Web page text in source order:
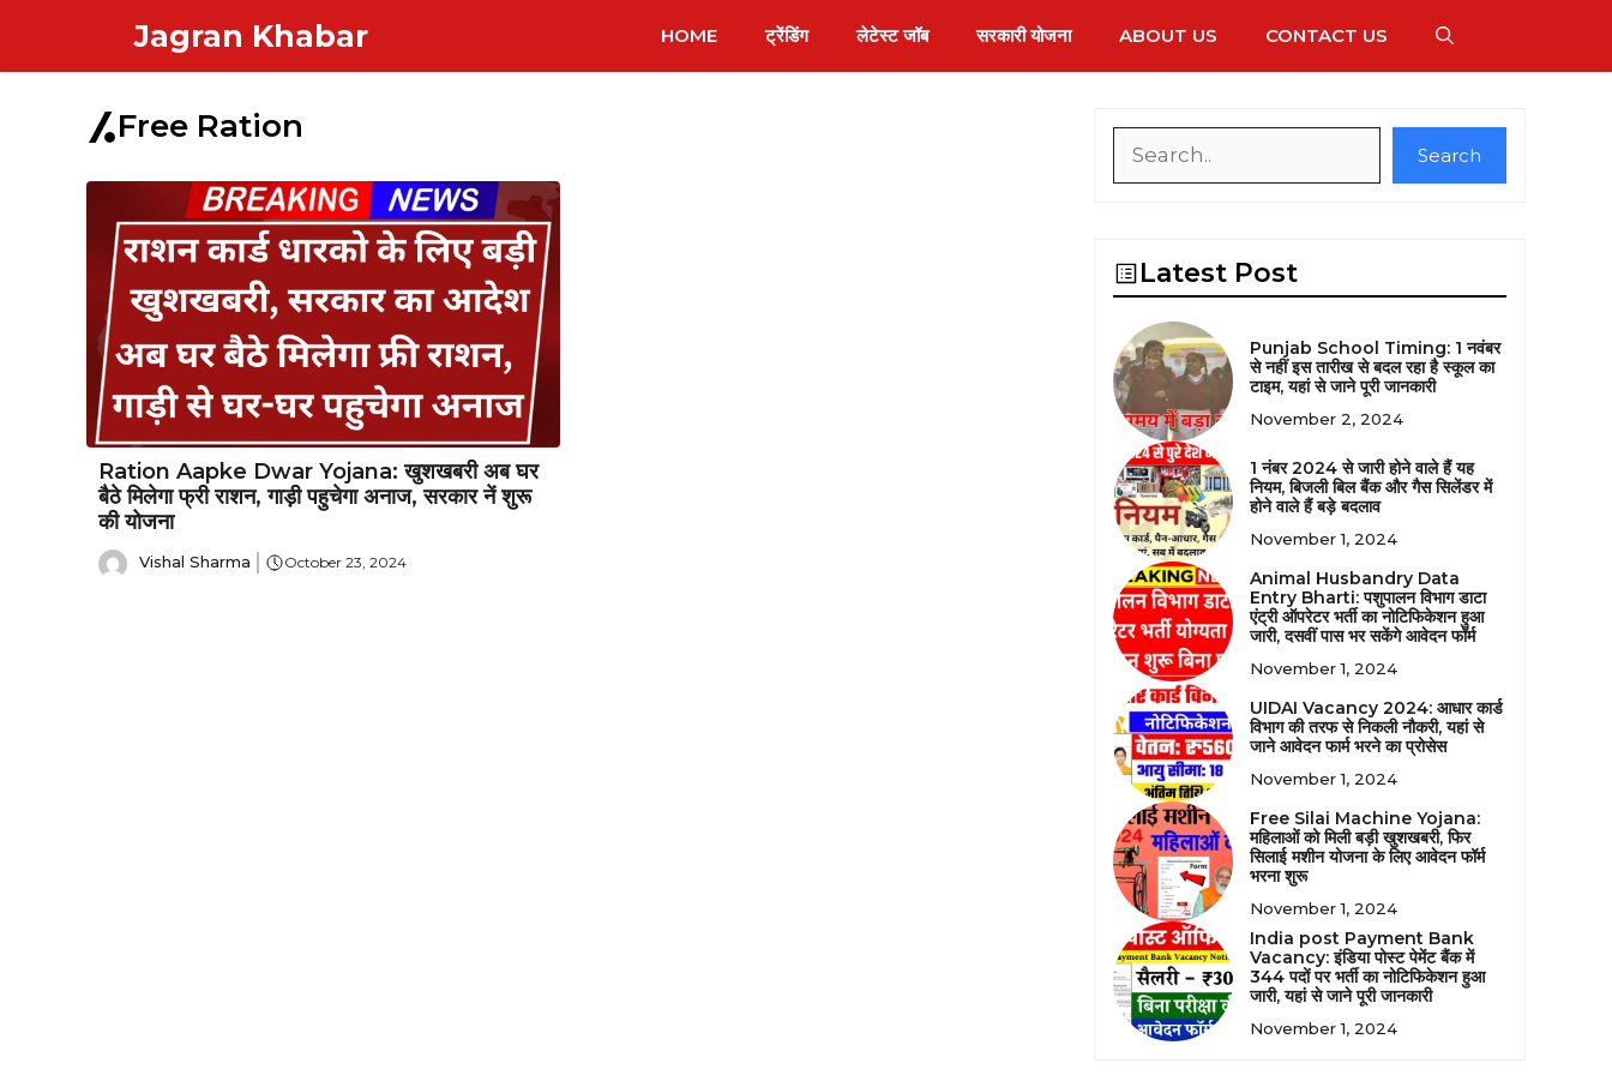
content
Jagran Khabar HOME ट्रेंडिंग लेटेस्ट जॉब सरकारी योजना ABOUT US CONTACT US
Free Ration
Ration Aapke Dwar Yojana: खुशखबरी अब घर
बैठे मिलेगा फ्री राशन, गाड़ी पहुचेगा अनाज, सरकार नें शुरू
की योजना
Vishal Sharma October 23, 2024
Search
Latest Post
Punjab School Timing: 1 नवंबर
से नहीं इस तारीख से बदल रहा है स्कूल का
टाइम, यहां से जाने पूरी जानकारी
November 2, 2024
1 नंबर 2024 से जारी होने वाले हैं यह
नियम, बिजली बिल बैंक और गैस सिलेंडर में
होने वाले हैं बड़े बदलाव
November 1, 2024
Animal Husbandry Data
Entry Bharti: पशुपालन विभाग डाटा
एंट्री ऑपरेटर भर्ती का नोटिफिकेशन हुआ
जारी, दसवीं पास भर सकेंगे आवेदन फॉर्म
November 1, 2024
UIDAI Vacancy 2024: आधार कार्ड
विभाग की तरफ से निकली नौकरी, यहां से
जाने आवेदन फार्म भरने का प्रोसेस
November 1, 2024
Free Silai Machine Yojana:
महिलाओं को मिली बड़ी खुशखबरी, फिर
सिलाई मशीन योजना के लिए आवेदन फॉर्म
भरना शुरू
November 1, 2024
India post Payment Bank
Vacancy: इंडिया पोस्ट पेमेंट बैंक में
344 पदों पर भर्ती का नोटिफिकेशन हुआ
जारी, यहां से जाने पूरी जानकारी
November 1, 2024